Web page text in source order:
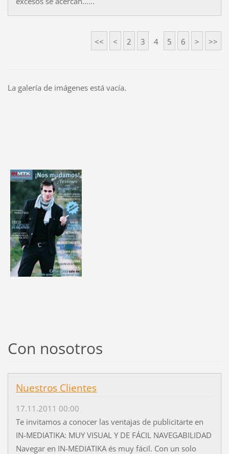
<< < 2 3 4 5 6 > >>
La galería de imágenes está vacía.
Con nosotros
Nuestros Clientes
17.11.2011 00:00
Te invitamos a conocer las ventajas de publicitarte en
IN-MEDIATIKA: MUY VISUAL Y DE FÁCIL NAVEGABILIDAD
Navegar en IN-MEDIATIKA és muy fácil. Con un solo